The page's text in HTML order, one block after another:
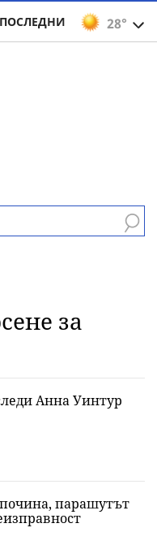
28°
ПОСЛЕДНИ
за
Анна Уинтур
парашутът